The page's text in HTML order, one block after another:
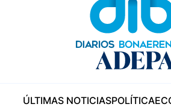
ÚLTIMAS NOTICIASPOLÍTICA